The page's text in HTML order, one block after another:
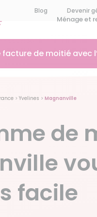
Blog Devenir
Ménage et
facture de moitié avec
> Yvelines > Magnanville
de
facile